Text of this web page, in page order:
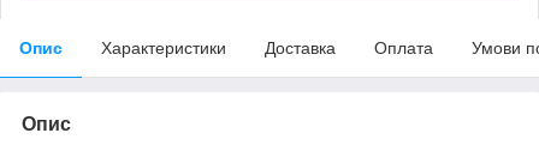
Опис Характеристики Доставка Оплата Умови
Опис